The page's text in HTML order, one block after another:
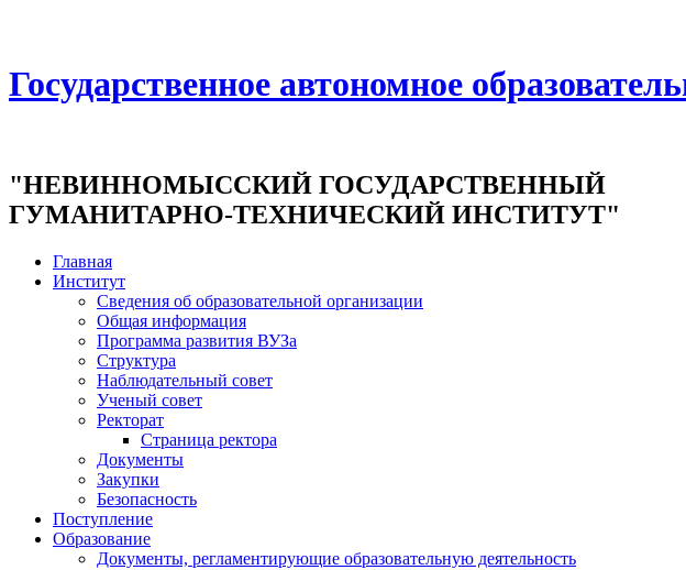
Государственное автономное
"НЕВИННОМЫССКИЙ ГОСУДАРСТВЕННЫЙ
ГУМАНИТАРНО-ТЕХНИЧЕСКИЙ ИНСТИТУТ"
Главная
Институт
Сведения об образовательной организации
Общая информация
Программа развития ВУЗа
Структура
Наблюдательный совет
Ученый совет
Ректорат
Страница ректора
Документы
Закупки
Безопасность
Поступление
Образование
Документы, регламентирующие образовательную деятельность